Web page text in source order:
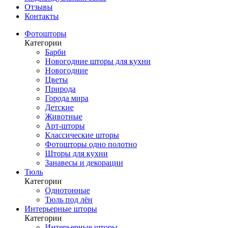
Отзывы
Контакты
Фотошторы
Категории
Барби
Новогодние шторы для кухни
Новогодние
Цветы
Природа
Города мира
Детские
Животные
Арт-шторы
Классические шторы
Фотошторы одно полотно
Шторы для кухни
Занавесы и декорации
Тюль
Категории
Однотонные
Тюль под лён
Интерьерные шторы
Категории